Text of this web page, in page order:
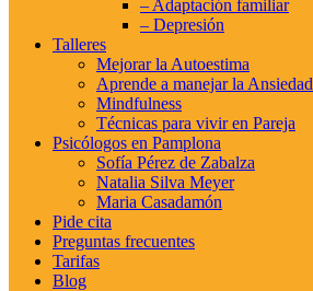
– Adaptación familiar
– Depresión
Talleres
Mejorar la Autoestima
Aprende a manejar la Ansiedad
Mindfulness
Técnicas para vivir en Pareja
Psicólogos en Pamplona
Sofía Pérez de Zabalza
Natalia Silva Meyer
Maria Casadamón
Pide cita
Preguntas frecuentes
Tarifas
Blog